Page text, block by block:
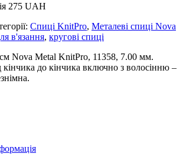
275 UAH
Спиці KnitPro, Металеві спиці Nova
в'язання, кругові спиці
Nova Metal KnitPro, 11358, 7.00 мм.
до кінчика включно з волосінню –